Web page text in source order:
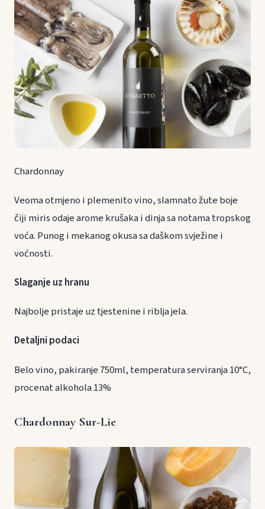
Chardonnay
Veoma otmjeno i plemenito vino, slamnato žute boje
čiji miris odaje arome krušaka i dinja sa notama tropskog
voća. Punog i mekanog okusa sa daškom svježine i
voćnosti.
Slaganje uz hranu
Najbolje pristaje uz tjestenine i riblja jela.
Detaljni podaci
Belo vino, pakiranje 750ml, temperatura serviranja 10°C,
procenat alkohola 13%
Chardonnay Sur-Lie